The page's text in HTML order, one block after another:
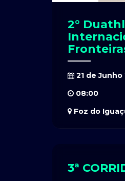
2°
21 de Junho
08:00
Foz do
3ª